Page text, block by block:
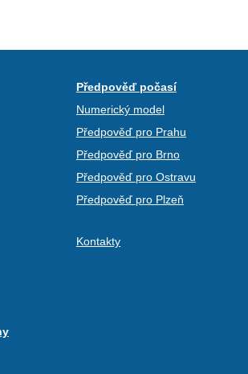
Předpověď počasí
Numerický model
Předpověď pro Prahu
Předpověď pro Brno
Předpověď pro Ostravu
Předpověď pro Plzeň
Kontakty